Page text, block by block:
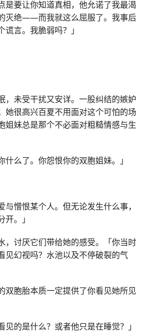
是要让你知道真相，他允诺了我最渴
灭绝——而我就这么屈服了。我事后
言。我脆弱吗？」
，未受干扰又安详。一股纠结的嫉妒
她很高兴百夏不用面对这个可怕的场
姐妹总是那个不必面对粗糙情感与生
什么了。你怨恨你的双胞姐妹。」
与憎恨某个人。但无论发生什么事，
。」
，讨厌它们带给她的感受。「你当时
见幻视吗？水池以及不停破裂的气
双胞胎本质一定提供了你看见她所见
见的是什么？或者他只是在睡觉？」